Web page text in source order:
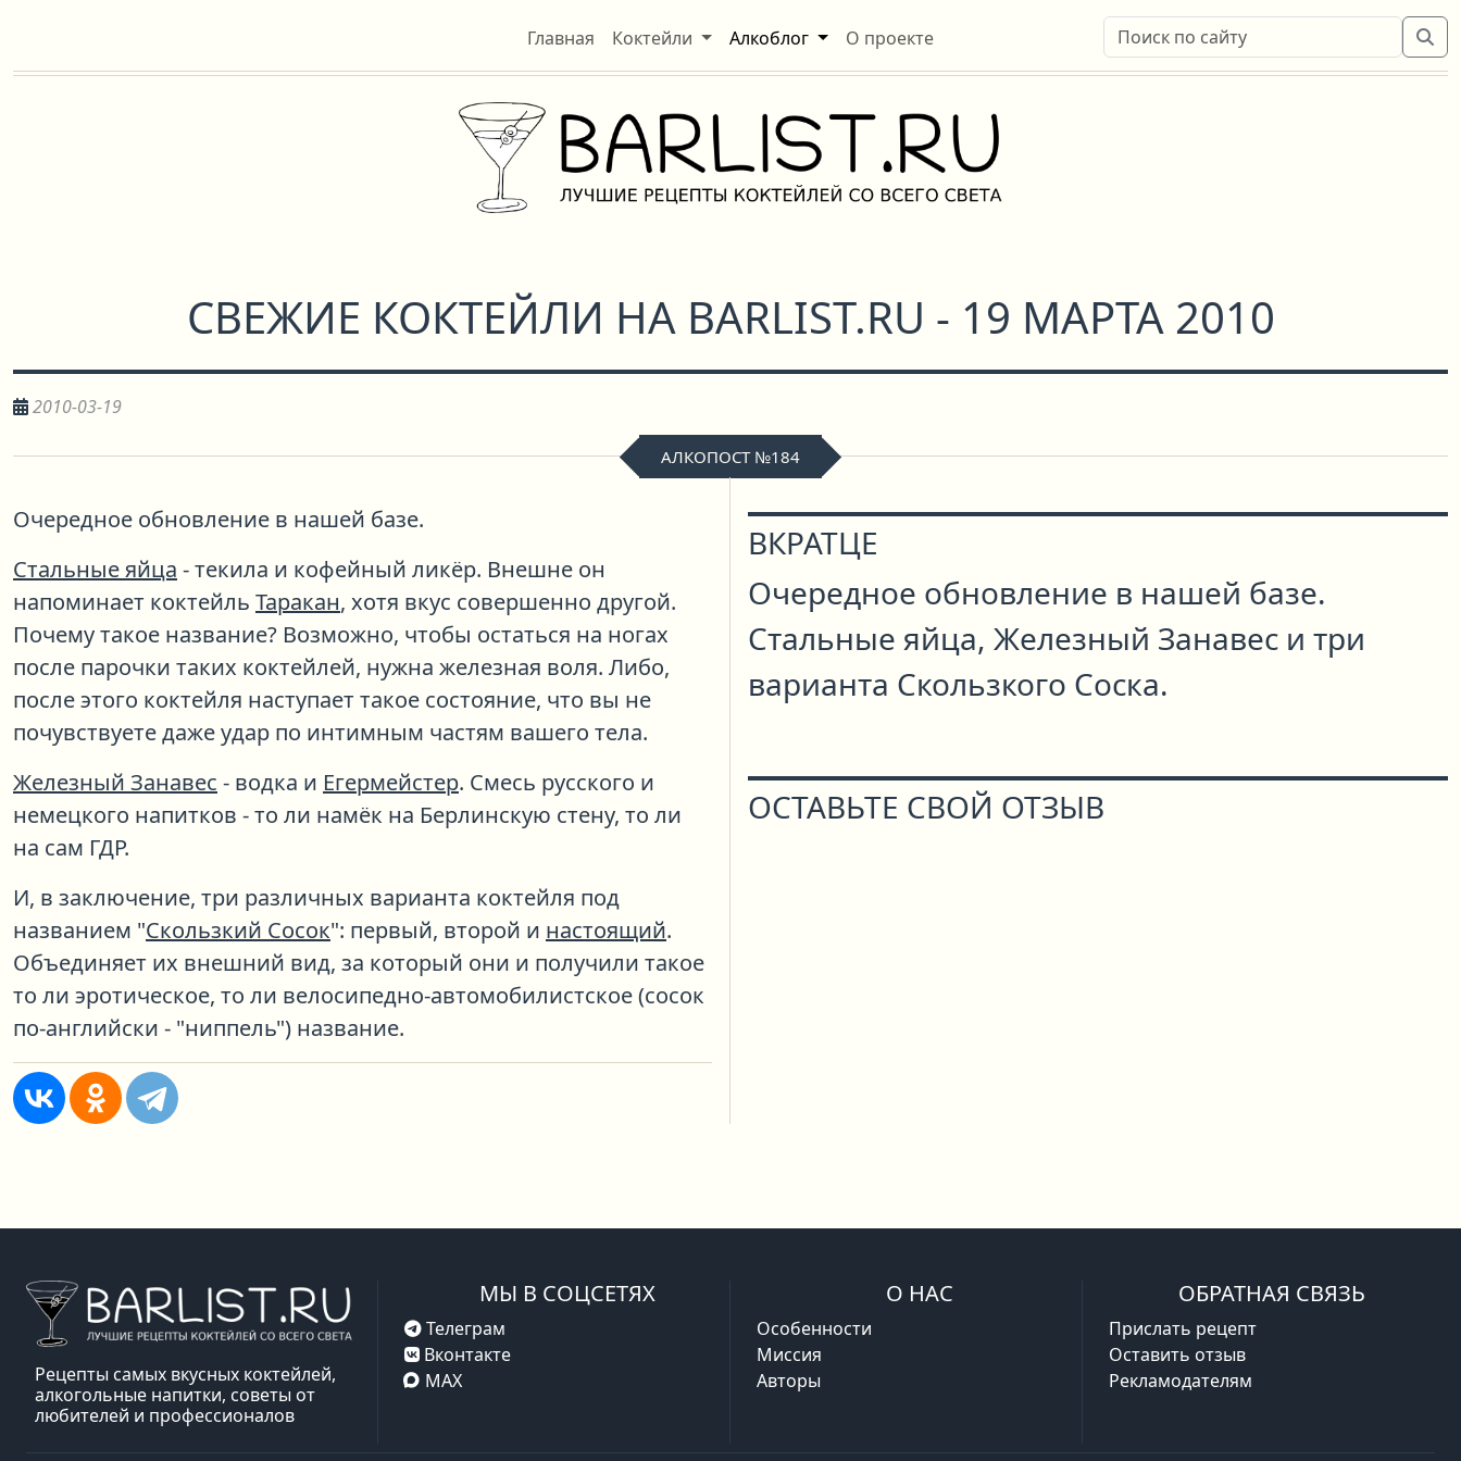
Главная Коктейли Алкоблог О проекте
СВЕЖИЕ КОКТЕЙЛИ НА BARLIST.RU - 19 МАРТА 2010
2010-03-19
АЛКОПОСТ №184
Очередное обновление в нашей базе.
Стальные яйца - текила и кофейный ликёр. Внешне он
напоминает коктейль Таракан, хотя вкус совершенно другой.
Почему такое название? Возможно, чтобы остаться на ногах
после парочки таких коктейлей, нужна железная воля. Либо,
после этого коктейля наступает такое состояние, что вы не
почувствуете даже удар по интимным частям вашего тела.
Железный Занавес - водка и Егермейстер. Смесь русского и
немецкого напитков - то ли намёк на Берлинскую стену, то ли
на сам ГДР.
И, в заключение, три различных варианта коктейля под
названием "Скользкий Сосок": первый, второй и настоящий.
Объединяет их внешний вид, за который они и получили такое
то ли эротическое, то ли велосипедно-автомобилистское (сосок
по-английски - "ниппель") название.
ВКРАТЦЕ
Очередное обновление в нашей базе.
Стальные яйца, Железный Занавес и три
варианта Скользкого Соска.
ОСТАВЬТЕ СВОЙ ОТЗЫВ
Рецепты самых вкусных коктейлей,
алкогольные напитки, советы от
любителей и профессионалов
МЫ В СОЦСЕТЯХ
Телеграм
Вконтакте
MAX
О НАС
Особенности
Миссия
Авторы
ОБРАТНАЯ СВЯЗЬ
Прислать рецепт
Оставить отзыв
Рекламодателям